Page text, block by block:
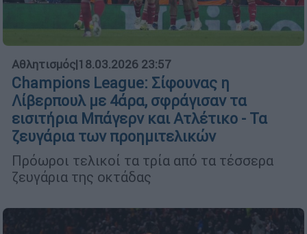
Αθλητισμός|18.03.2026 23:57
Champions League: Σίφουνας η
Λίβερπουλ με 4άρα, σφράγισαν τα
εισιτήρια Μπάγερν και Ατλέτικο - Τα
ζευγάρια των προημιτελικών
Πρόωροι τελικοί τα τρία από τα τέσσερα
ζευγάρια της οκτάδας